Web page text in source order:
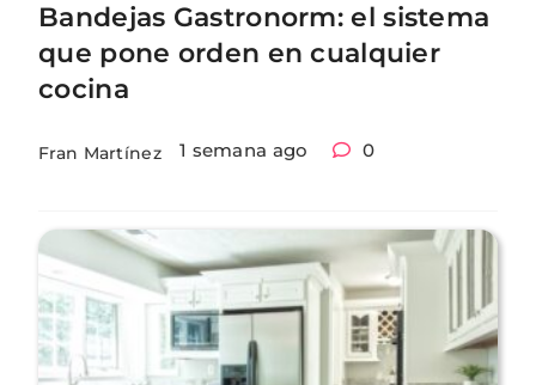
Bandejas Gastronorm: el sistema
que pone orden en cualquier
cocina
Fran Martínez 1 semana ago 0